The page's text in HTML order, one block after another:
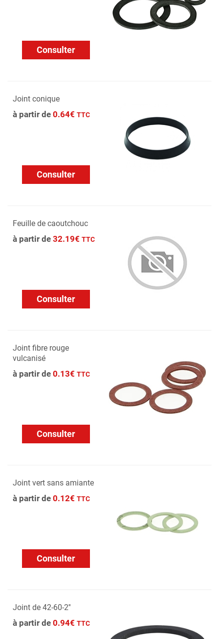
Consulter
Joint conique
à partir de 0.64€ TTC
Consulter
Feuille de caoutchouc
à partir de 32.19€ TTC
Consulter
Joint fibre rouge
vulcanisé
à partir de 0.13€ TTC
Consulter
Joint vert sans amiante
à partir de 0.12€ TTC
Consulter
Joint de 42-60-2''
à partir de 0.94€ TTC